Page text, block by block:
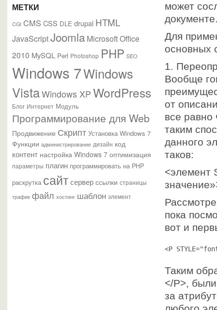
МЕТКИ
CGI CMS CSS DLE drupal HTML
JavaScriptJoomla Microsoft Office
2010 MySQL Perl Photoshop PHP SEO
Windows 7Windows
VistaWindows XP WordPress
Блог Интернет Модуль
Программирование для Web
Продвижение Скрипт Установка Windows 7
Функции администрирование дизайн код
контент настройка Windows 7 оптимизация
параметры плагин программировать на PHP
раскрутка сайтсервер ссылки страницы
трафик файл хостинг шаблон элемент
может
Для
основных
1.
Вообще
от
все равно
таким
данного
таков:
<элемент
пока
вот и
<P
Таким
</P>,
за